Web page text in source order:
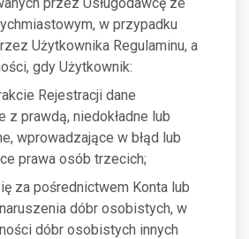
w przypadku
Użytkownika Regulaminu, a
gdy Użytkownik:
Rejestracji dane
z prawdą, niedokładne lub
wprowadzające w błąd lub
prawa osób trzecich;
za pośrednictwem Konta lub
dóbr osobistych, w
dóbr osobistych innych